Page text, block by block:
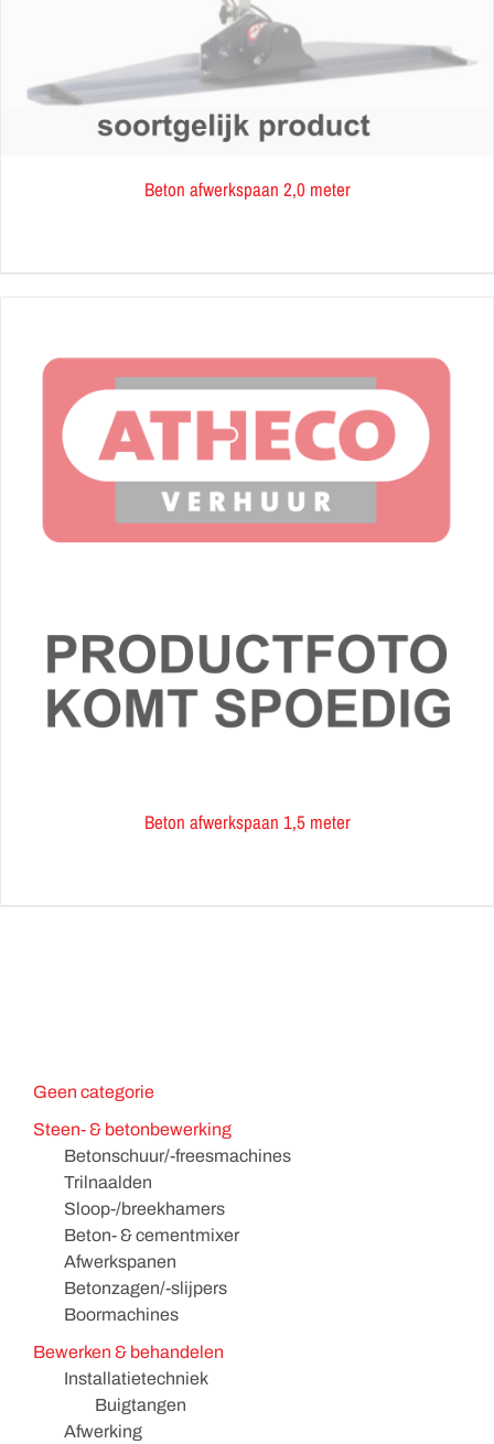
Beton afwerkspaan 2,0 meter
Beton afwerkspaan 1,5 meter
Geen categorie
Steen- & betonbewerking
Betonschuur/-freesmachines
Trilnaalden
Sloop-/breekhamers
Beton- & cementmixer
Afwerkspanen
Betonzagen/-slijpers
Boormachines
Bewerken & behandelen
Installatietechniek
Buigtangen
Afwerking